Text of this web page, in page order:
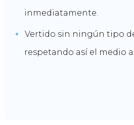
inmediatamente.
Vertido sin ningún tipo
respetando así el medio